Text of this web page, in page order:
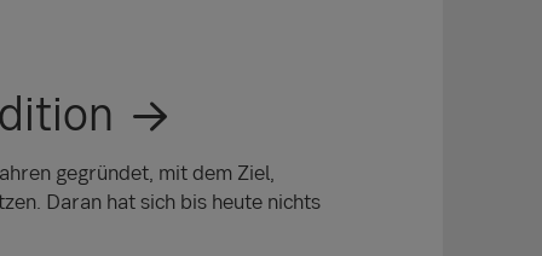
gegründet, mit dem Ziel,
Daran hat sich bis heute nichts